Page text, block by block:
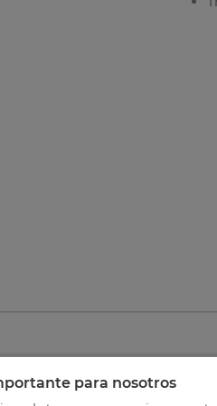
para nosotros